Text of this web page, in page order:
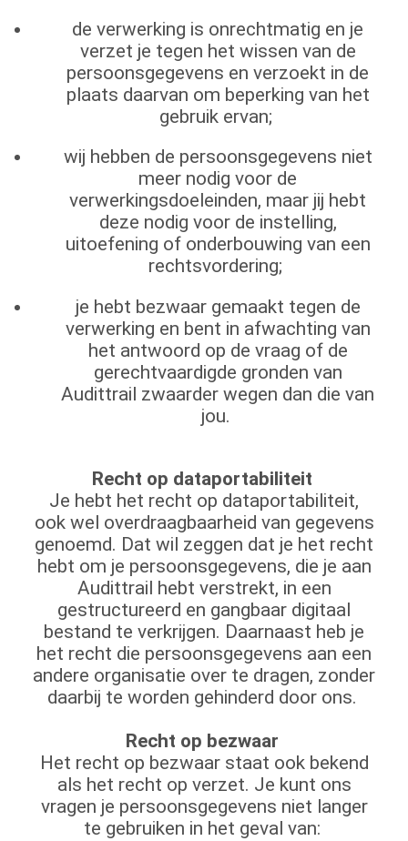
de verwerking is onrechtmatig en je
verzet je tegen het wissen van de
persoonsgegevens en verzoekt in de
plaats daarvan om beperking van het
gebruik ervan;
wij hebben de persoonsgegevens niet
meer nodig voor de
verwerkingsdoeleinden, maar jij hebt
deze nodig voor de instelling,
uitoefening of onderbouwing van een
rechtsvordering;
je hebt bezwaar gemaakt tegen de
verwerking en bent in afwachting van
het antwoord op de vraag of de
gerechtvaardigde gronden van
Audittrail zwaarder wegen dan die van
jou.
Recht op dataportabiliteit
Je hebt het recht op dataportabiliteit,
ook wel overdraagbaarheid van gegevens
genoemd. Dat wil zeggen dat je het recht
hebt om je persoonsgegevens, die je aan
Audittrail hebt verstrekt, in een
gestructureerd en gangbaar digitaal
bestand te verkrijgen. Daarnaast heb je
het recht die persoonsgegevens aan een
andere organisatie over te dragen, zonder
daarbij te worden gehinderd door ons.
Recht op bezwaar
Het recht op bezwaar staat ook bekend
als het recht op verzet. Je kunt ons
vragen je persoonsgegevens niet langer
te gebruiken in het geval van: